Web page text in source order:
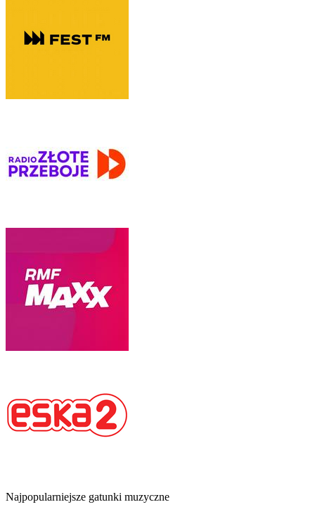
Najpopularniejsze gatunki muzyczne